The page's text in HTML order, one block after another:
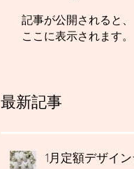
記事が公開されると、
ここに表示されます。
最新記事
1月定額デザイ